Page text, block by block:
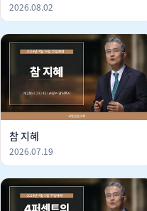
2026.08.02
참 지혜
2026.07.19